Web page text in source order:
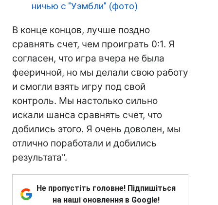
ничью с "Уэмбли" (фото)
В конце концов, лучше поздно
сравнять счет, чем проиграть 0:1. Я
согласен, что игра вчера не была
фееричной, но мы делали свою работу
и смогли взять игру под свой
контроль. Мы настолько сильно
искали шанса сравнять счет, что
добились этого. Я очень доволен, мы
отлично поработали и добились
результата".
Не пропустіть головне! Підпишіться
на наші оновлення в Google!